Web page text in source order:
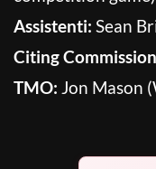
Assistenti: Sean
Citing
TMO: Jon Mason